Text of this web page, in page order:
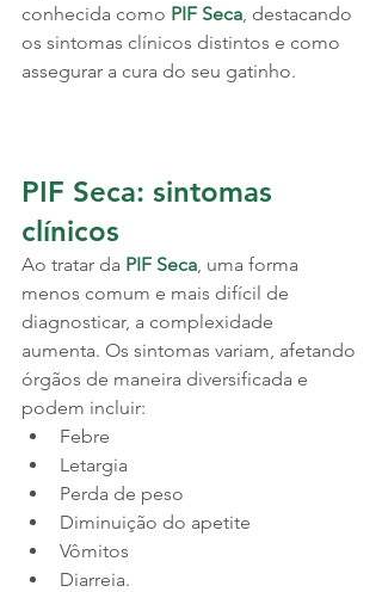
conhecida como PIF Seca , destacando
os sintomas clínicos distintos e como
assegurar a cura do seu gatinho.
PIF Seca: sintomas
clínicos
Ao tratar da PIF Seca , uma forma
menos comum e mais difícil de
diagnosticar, a complexidade
aumenta. Os sintomas variam, afetando
órgãos de maneira diversificada e
podem incluir:
Febre
Letargia
Perda de peso
Diminuição do apetite
Vômitos
Diarreia.